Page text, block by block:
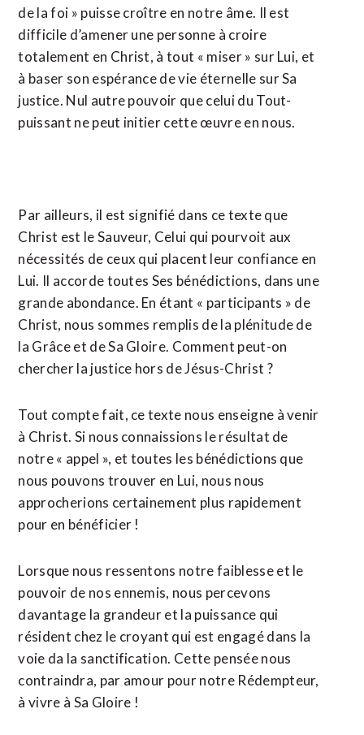
de la foi » puisse croître en notre âme. Il est
difficile d’amener une personne à croire
totalement en Christ, à tout « miser » sur Lui, et
à baser son espérance de vie éternelle sur Sa
justice. Nul autre pouvoir que celui du Tout-
puissant ne peut initier cette œuvre en nous.
Par ailleurs, il est signifié dans ce texte que
Christ est le Sauveur, Celui qui pourvoit aux
nécessités de ceux qui placent leur confiance en
Lui. Il accorde toutes Ses bénédictions, dans une
grande abondance. En étant « participants » de
Christ, nous sommes remplis de la plénitude de
la Grâce et de Sa Gloire. Comment peut-on
chercher la justice hors de Jésus-Christ ?
Tout compte fait, ce texte nous enseigne à venir
à Christ. Si nous connaissions le résultat de
notre « appel », et toutes les bénédictions que
nous pouvons trouver en Lui, nous nous
approcherions certainement plus rapidement
pour en bénéficier !
Lorsque nous ressentons notre faiblesse et le
pouvoir de nos ennemis, nous percevons
davantage la grandeur et la puissance qui
résident chez le croyant qui est engagé dans la
voie da la sanctification. Cette pensée nous
contraindra, par amour pour notre Rédempteur,
à vivre à Sa Gloire !